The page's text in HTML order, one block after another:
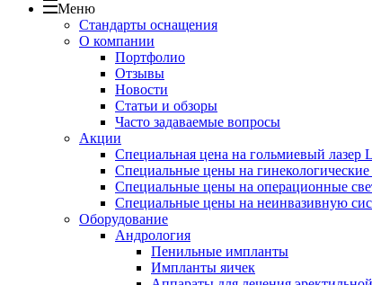
Меню
Стандарты оснащения
О компании
Портфолио
Отзывы
Новости
Статьи и обзоры
Часто задаваемые вопросы
Акции
Специальная цена на гольмиевый лазер
Специальные цены на
Специальные цены на операционные
Специальные цены на неинвазивную
Оборудование
Андрология
Пенильные импланты
Импланты яичек